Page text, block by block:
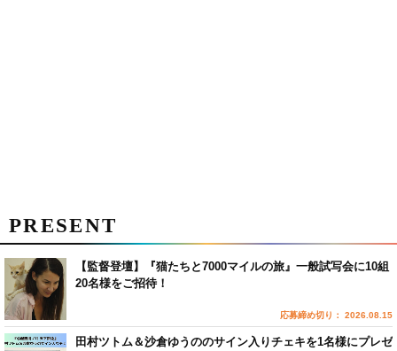
PRESENT
【監督登壇】『猫たちと7000マイルの旅』一般試写会に10組
20名様をご招待！
応募締め切り： 2026.08.15
田村ツトム＆沙倉ゆうののサイン入りチェキを1名様にプレゼ